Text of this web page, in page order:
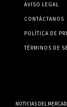
AVISO LEGAL
CONTÁCTANOS
POLÍTICA DE
TÉRMINOS DE
NOTICIAS DEL